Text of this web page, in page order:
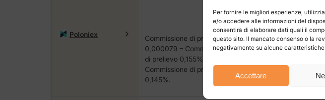
Per fornire le migliori esperienze,
e/o accedere alle informazioni del
consentirà di elaborare dati quali il
questo sito. Il mancato consenso o la
negativamente su alcune
Accettare
Poloniex
Commissione di prelievo
0,000079 – Commissione
di prelievo 0,155% –
Commissione di prelievo
0,145%.